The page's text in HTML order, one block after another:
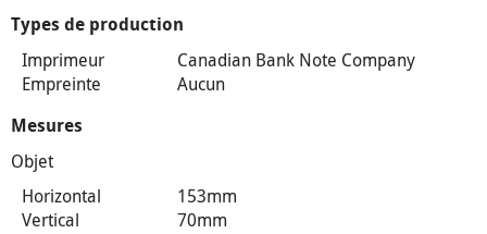
Types de production
Imprimeur
Canadian Bank Note Company
Empreinte
Aucun
Mesures
Objet
Horizontal
153mm
Vertical
70mm